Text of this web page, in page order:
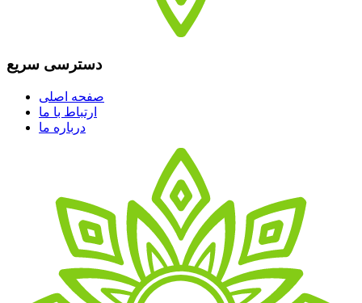
دسترسی سریع
صفحه اصلی
ارتباط با ما
درباره ما